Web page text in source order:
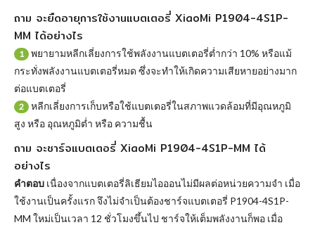
ถาม จะยืดอายุการใช้งานแบตเตอรี่ XiaoMi P1904-4S1P-
MM ได้อย่างไร
1
พยายามหลีกเลี่ยงการใช้พลังงานแบตเตอรี่ต่ำกว่า 10% หรือแม้
กระทั่งพลังงานแบตเตอรี่หมด ซึ่งจะทำให้เกิดความเสียหายอย่างมาก
ต่อแบตเตอรี่
2
หลีกเลี่ยงการเก็บหรือใช้แบตเตอรี่ในสภาพแวดล้อมที่มีอุณหภูมิ
สูง หรือ อุณหภูมิต่ำ หรือ ความชื้น
ถาม จะชาร์จแบตเตอรี่ XiaoMi P1904-4S1P-MM ได้
อย่างไร
คำตอบ เนื่องจากแบตเตอรี่ลิเธียมไอออนไม่มีผลต่อหน่วยความจำ เมื่อ
ใช้งานเป็นครั้งแรก จึงไม่จำเป็นต้องชาร์จแบตเตอรี่ P1904-4S1P-
MM ใหม่เป็นเวลา 12 ชั่วโมงขึ้นไป ชาร์จให้เต็มพลังงานก็พอ เมื่อ